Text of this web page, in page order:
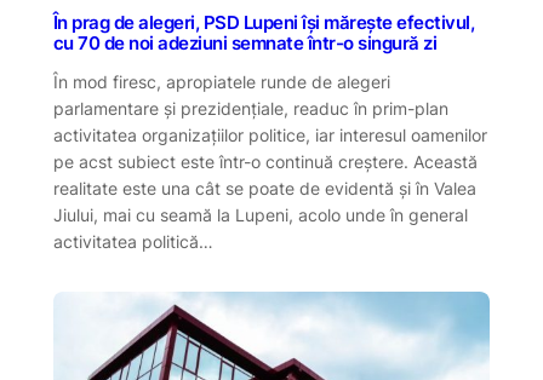
În prag de alegeri, PSD Lupeni își mărește efectivul,
cu 70 de noi adeziuni semnate într-o singură zi
În mod firesc, apropiatele runde de alegeri
parlamentare și prezidențiale, readuc în prim-plan
activitatea organizațiilor politice, iar interesul oamenilor
pe acst subiect este într-o continuă creștere. Această
realitate este una cât se poate de evidentă și în Valea
Jiului, mai cu seamă la Lupeni, acolo unde în general
activitatea politică…